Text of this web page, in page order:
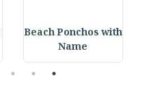
Beach Ponchos with
Name
1
2
3